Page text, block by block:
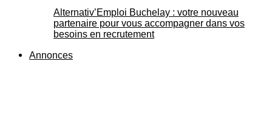
Alternativ’Emploi Buchelay : votre nouveau
partenaire pour vous accompagner dans vos
besoins en recrutement
Annonces